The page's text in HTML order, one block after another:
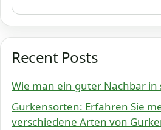
Recent Posts
Wie man ein guter Nachbar in
Gurkensorten: Erfahren Sie
verschiedene Arten von